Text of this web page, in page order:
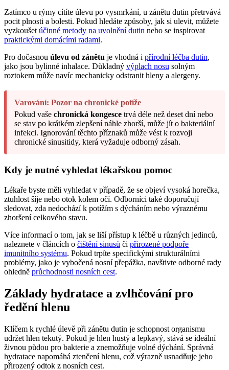
Zatímco u rýmy cítíte úlevu po vysmrkání, u zánětu dutin přetrvává
pocit plnosti a bolesti. Pokud hledáte způsoby, jak si ulevit, můžete
vyzkoušet účinné metody na uvolnění dutin nebo se inspirovat
praktickými domácími radami.
Pro dočasnou úlevu od zánětu je vhodná i přírodní léčba dutin,
jako jsou bylinné inhalace. Důkladný výplach nosu solným
roztokem může navíc mechanicky odstranit hleny a alergeny.
Varování: Pozor na chronické potíže
Pokud vaše chronická kongesce trvá déle než deset dní nebo
se stav po krátkém zlepšení náhle zhorší, může jít o bakteriální
infekci. Ignorování těchto příznaků může vést k rozvoji
chronické sinusitidy, která vyžaduje odborný zásah.
Kdy je nutné vyhledat lékařskou pomoc
Lékaře byste měli vyhledat v případě, že se objeví vysoká horečka,
ztuhlost šíje nebo otok kolem očí. Odborníci také doporučují
sledovat, zda nedochází k potížím s dýcháním nebo výraznému
zhoršení celkového stavu.
Více informací o tom, jak se liší přístup k léčbě u různých jedinců,
naleznete v článcích o čištění sinusů či přirozené podpoře
imunitního systému. Pokud trpíte specifickými strukturálními
problémy, jako je vybočená nosní přepážka, navštivte odborné rady
ohledně průchodnosti nosních cest.
Základy hydratace a zvlhčování pro
ředění hlenu
Klíčem k rychlé úlevě při zánětu dutin je schopnost organismu
udržet hlen tekutý. Pokud je hlen hustý a lepkavý, stává se ideální
živnou půdou pro bakterie a znemožňuje volné dýchání. Správná
hydratace napomáhá ztenčení hlenu, což výrazně usnadňuje jeho
přirozený odtok z nosních cest.